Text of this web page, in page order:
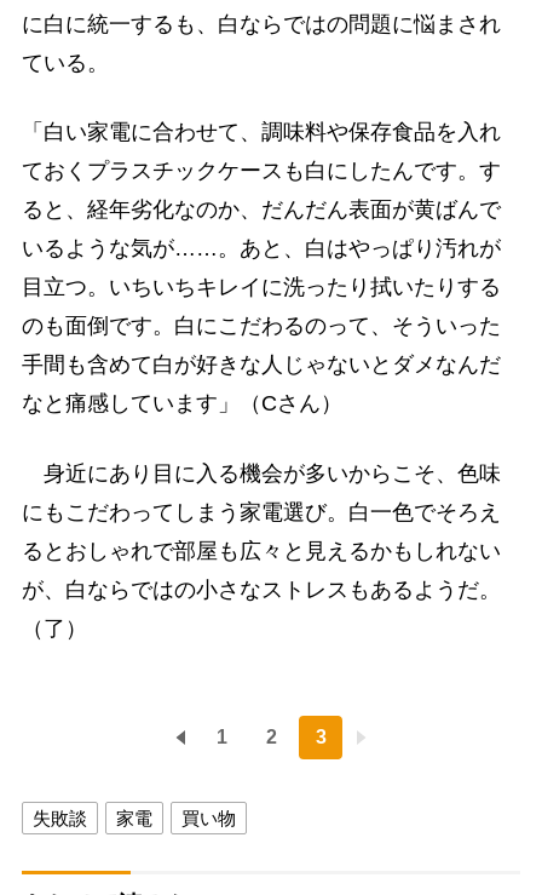
に白に統一するも、白ならではの問題に悩まされ
ている。
「白い家電に合わせて、調味料や保存食品を入れ
ておくプラスチックケースも白にしたんです。す
ると、経年劣化なのか、だんだん表面が黄ばんで
いるような気が……。あと、白はやっぱり汚れが
目立つ。いちいちキレイに洗ったり拭いたりする
のも面倒です。白にこだわるのって、そういった
手間も含めて白が好きな人じゃないとダメなんだ
なと痛感しています」（Cさん）
身近にあり目に入る機会が多いからこそ、色味
にもこだわってしまう家電選び。白一色でそろえ
るとおしゃれで部屋も広々と見えるかもしれない
が、白ならではの小さなストレスもあるようだ。
（了）
1 2 3
失敗談 家電 買い物